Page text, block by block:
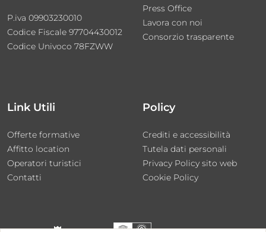
P.iva 09903230010
Codice Fiscale 97704430012
Codice Univoco 78FZWW
Press Office
Lavora con noi
Consorzio trasparente
Link Utili
Offerte formative
Affitto location
Operatori turistici
Contatti
Policy
Crediti e accessibilità
Tutela dati personali
Privacy Policy sito web
Cookie Policy